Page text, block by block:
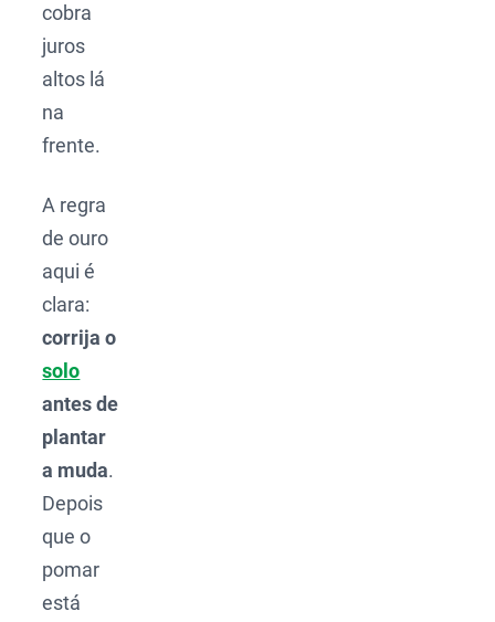
cobra
juros
altos lá
na
frente.
A regra
de ouro
aqui é
clara:
corrija o
solo
antes de
plantar
a muda.
Depois
que o
pomar
está